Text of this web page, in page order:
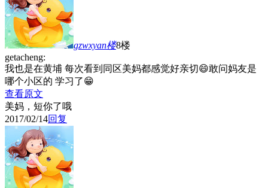
gzwxyan楼8楼
getacheng:
我也是在黄埔 每次看到同区美妈都感觉好亲切😄敢问妈友是
哪个小区的 学习了😁
查看原文
美妈，短你了哦
2017/02/14回复